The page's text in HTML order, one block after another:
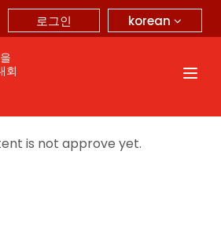
korean
로그인
회
is not approve yet.